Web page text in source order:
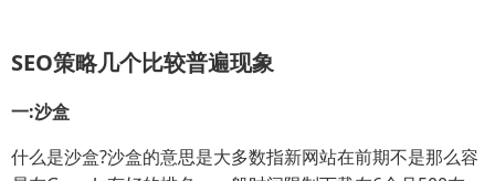
SEO策略几个比较普遍现象
一:沙盒
什么是沙盒?沙盒的意思是大多数指新网站在前期不是那么容